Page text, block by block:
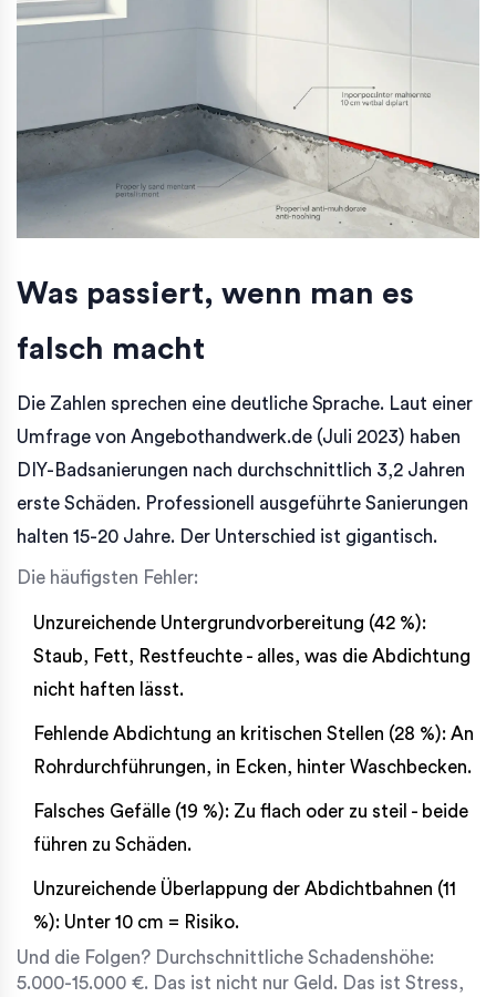
Was passiert, wenn man es
falsch macht
Die Zahlen sprechen eine deutliche Sprache. Laut einer
Umfrage von Angebothandwerk.de (Juli 2023) haben
DIY-Badsanierungen nach durchschnittlich 3,2 Jahren
erste Schäden. Professionell ausgeführte Sanierungen
halten 15-20 Jahre. Der Unterschied ist gigantisch.
Die häufigsten Fehler:
Unzureichende Untergrundvorbereitung (42 %):
Staub, Fett, Restfeuchte - alles, was die Abdichtung
nicht haften lässt.
Fehlende Abdichtung an kritischen Stellen (28 %): An
Rohrdurchführungen, in Ecken, hinter Waschbecken.
Falsches Gefälle (19 %): Zu flach oder zu steil - beide
führen zu Schäden.
Unzureichende Überlappung der Abdichtbahnen (11
%): Unter 10 cm = Risiko.
Und die Folgen? Durchschnittliche Schadenshöhe:
5.000-15.000 €. Das ist nicht nur Geld. Das ist Stress,